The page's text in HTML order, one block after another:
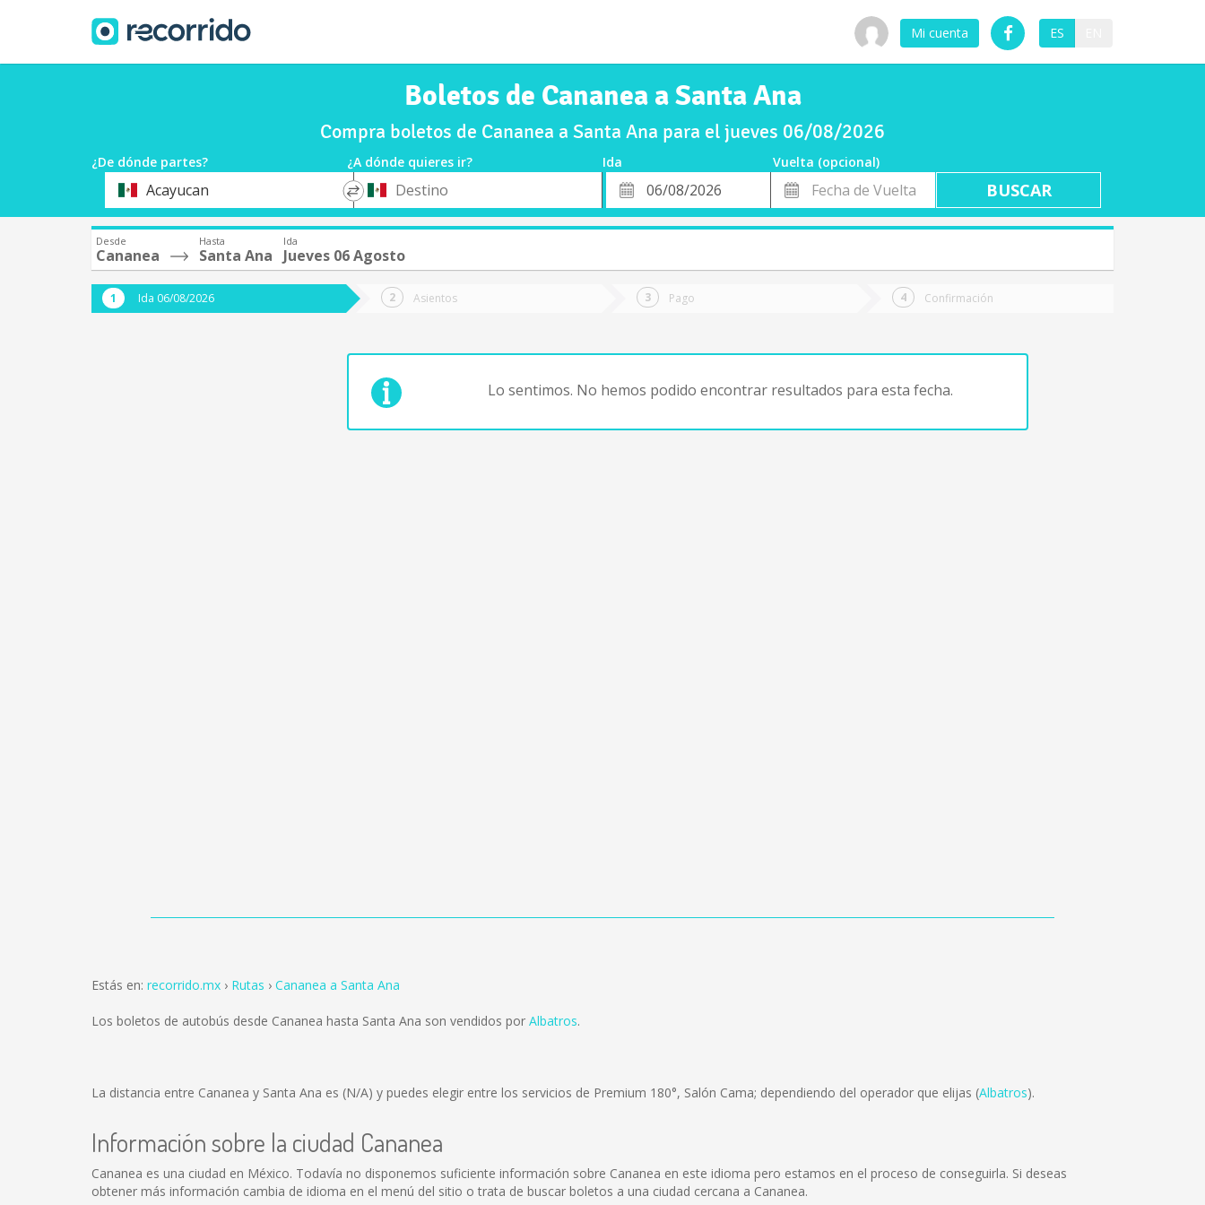
Mi cuenta ES
Boletos de Cananea a Santa Ana
Compra boletos de Cananea a Santa Ana para el jueves 06/08/2026
¿De dónde partes? ¿A dónde quieres ir? Ida
Vuelta (opcional)
OrigenAcayucan
*
Destino
Fecha
de
Fecha
de
Vuelta
Desde
Cananea
Hasta
Santa Ana
Ida
Jueves 06 Agosto
Ida 06/08/2026 Asientos Pago Confirmación
Lo sentimos. No hemos podido encontrar resultados para esta fecha.
Estás en: recorrido.mx Rutas Cananea a Santa Ana
Los boletos de autobús desde Cananea hasta Santa Ana son vendidos por Albatros.
La distancia entre Cananea y Santa Ana es (N/A) y puedes elegir entre los servicios de Premium 180°, Salón Cama; dependiendo del operador que elijas (Albatros).
Información sobre la ciudad Cananea
Cananea es una ciudad en México. Todavía no disponemos suficiente información sobre Cananea en este idioma pero estamos en el proceso de conseguirla. Si deseas
obtener más información cambia de idioma en el menú del sitio o trata de buscar boletos a una ciudad cercana a Cananea.